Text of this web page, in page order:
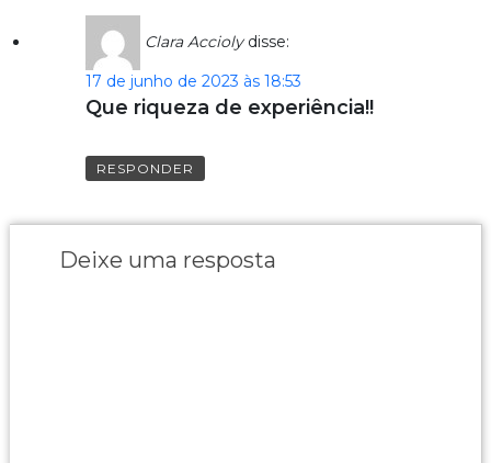
Clara Accioly disse:
17 de junho de 2023 às 18:53
Que riqueza de experiência!!
RESPONDER
Deixe uma resposta